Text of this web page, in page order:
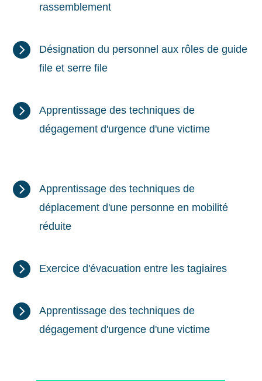
rassemblement

Désignation du personnel aux rôles de guide
file et serre file

Apprentissage des techniques de
dégagement d'urgence d'une victime

Apprentissage des techniques de
déplacement d'une personne en mobilité
réduite
 Exercice d'évacuation entre les tagiaires

Apprentissage des techniques de
dégagement d'urgence d'une victime